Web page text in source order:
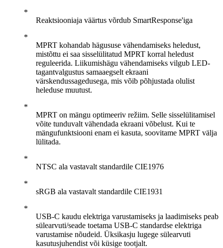
Reaktsiooniaja väärtus võrdub SmartResponse'iga
MPRT kohandab hägususe vähendamiseks heledust,
mistõttu ei saa sisselülitatud MPRT korral heledust
reguleerida. Liikumishägu vähendamiseks vilgub LED-
tagantvalgustus samaaegselt ekraani
värskendussagedusega, mis võib põhjustada olulist
heleduse muutust.
MPRT on mängu optimeeriv režiim. Selle sisselülitamisel
võite tunduvalt vähendada ekraani võbelust. Kui te
mängufunktsiooni enam ei kasuta, soovitame MPRT välja
lülitada.
NTSC ala vastavalt standardile CIE1976
sRGB ala vastavalt standardile CIE1931
USB-C kaudu elektriga varustamiseks ja laadimiseks peab
sülearvuti/seade toetama USB-C standardse elektriga
varustamise nõudeid. Üksikasju lugege sülearvuti
kasutusjuhendist või küsige tootjalt.